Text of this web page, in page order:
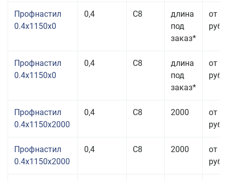
Профнастил
0.4x1150x0
0,4 С8
длина
под
заказ*
от
руб.
Профнастил
0.4x1150x0
0,4 С8
длина
под
заказ*
от
руб.
Профнастил
0.4x1150x2000
0,4 С8 2000
от
руб.
Профнастил
0.4x1150x2000
0,4 С8 2000
от
руб.